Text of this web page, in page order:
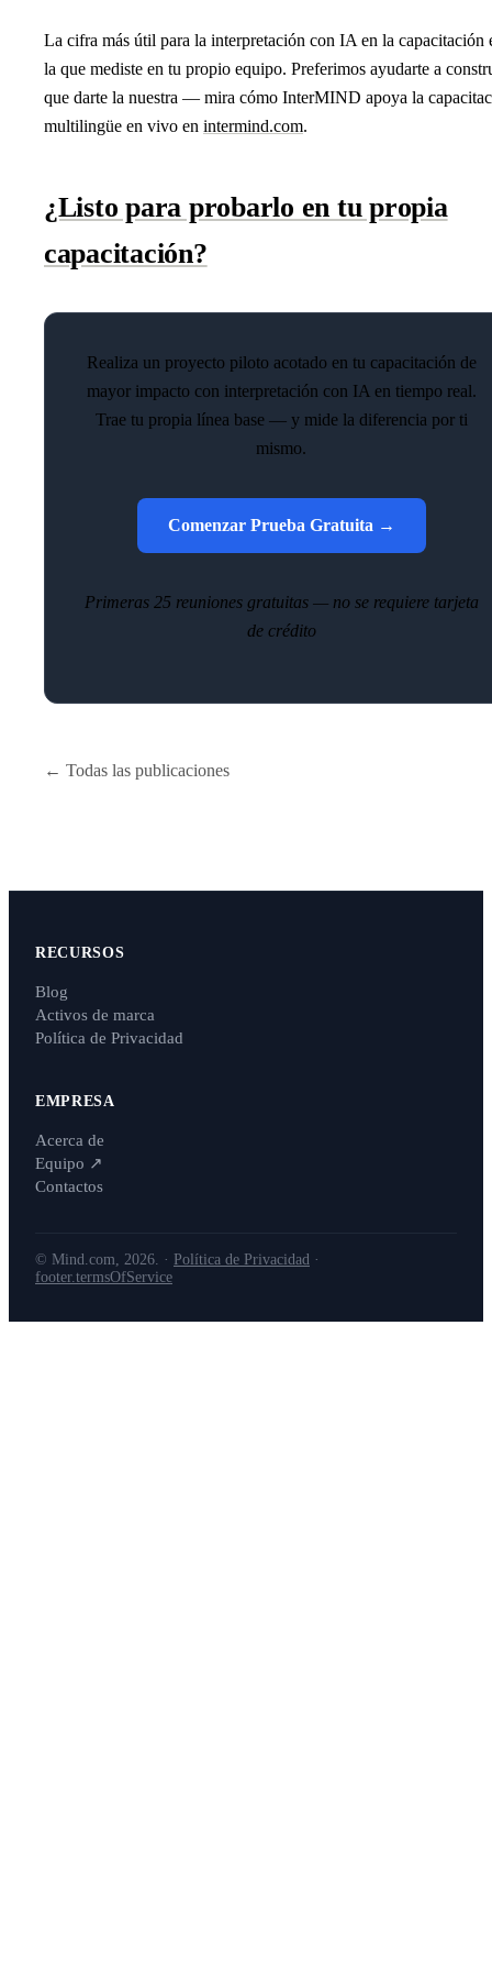
La cifra más útil para la interpretación con IA en la capacitación
la que mediste en tu propio equipo. Preferimos ayudarte a
que darte la nuestra — mira cómo InterMIND apoya la
multilingüe en vivo en intermind.com.
¿Listo para probarlo en tu propia
capacitación?
Realiza un proyecto piloto acotado en tu capacitación de
mayor impacto con interpretación con IA en tiempo real.
Trae tu propia línea base — y mide la diferencia por ti
mismo.
Comenzar Prueba Gratuita →
Primeras 25 reuniones gratuitas — no se requiere tarjeta
de crédito
← Todas las publicaciones
RECURSOS
Blog
Activos de marca
Política de Privacidad
EMPRESA
Acerca de
Equipo ↗
Contactos
© Mind.com, 2026. · Política de Privacidad ·
footer.termsOfService